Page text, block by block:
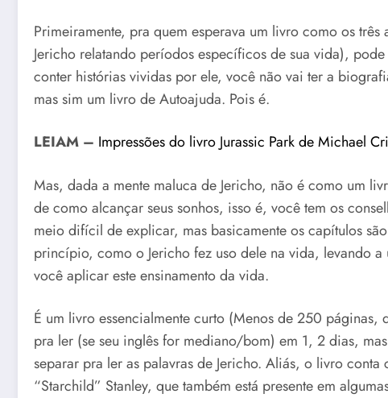
Primeiramente, pra quem esperava um livro como os
Jericho relatando períodos específicos de sua vida),
conter histórias vividas por ele, você não vai ter a
mas sim um livro de Autoajuda. Pois é.
LEIAM – Impressões do livro Jurassic Park de Michael
Mas, dada a mente maluca de Jericho, não é como um
de como alcançar seus sonhos, isso é, você tem os
meio difícil de explicar, mas basicamente os capítulos
princípio, como o Jericho fez uso dele na vida, levando
você aplicar este ensinamento da vida.
É um livro essencialmente curto (Menos de 250
pra ler (se seu inglês for mediano/bom) em 1, 2 dias,
separar pra ler as palavras de Jericho. Aliás, o livro
“Starchild” Stanley, que também está presente em